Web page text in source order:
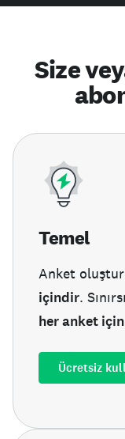
Size
Temel
Anket
içindir.
her anket için
Ücretsiz